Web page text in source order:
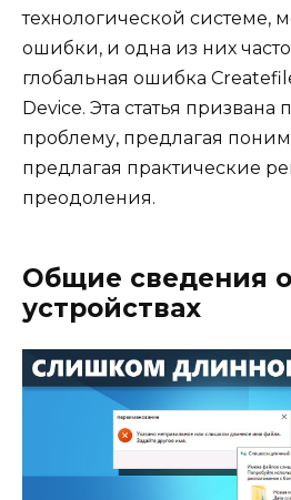
технологической системе,
ошибки, и одна из них
глобальная ошибка
Device. Эта статья призвана
проблему, предлагая
предлагая практические
преодоления.
Общие сведения
устройствах